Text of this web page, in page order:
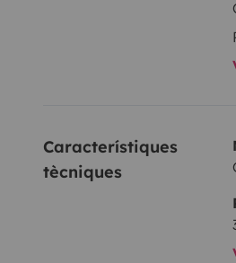
empieza la aventura. ¡Los
Característiques
tècniques